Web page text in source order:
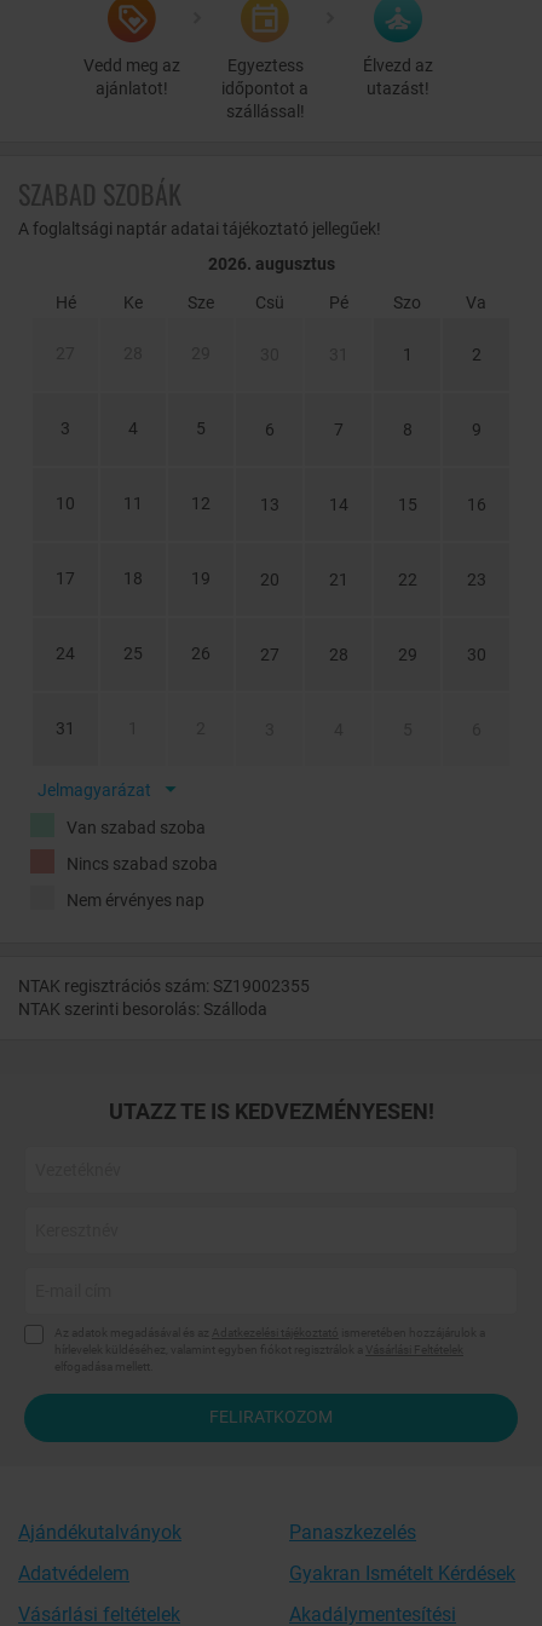
Vedd meg az
ajánlatot!
Egyeztess
időpontot a
szállással!
Élvezd az
utazást!
SZABAD SZOBÁK
A foglaltsági naptár adatai tájékoztató jellegűek!
2026. augusztus
Hé
Ke Sze Csü Pé Szo Va
1 2
3 4 5 6 7 8 9
10 11 12 13 14 15 16
17 18 19 20 21 22 23
24 25 26 27 28 29 30
31
Jelmagyarázat
Van szabad szoba
Nincs szabad szoba
Nem érvényes nap
NTAK regisztrációs szám: SZ19002355
NTAK szerinti besorolás: Szálloda
UTAZZ TE IS KEDVEZMÉNYESEN!
FELIRATKOZOM
Ajándékutalványok
Adatvédelem
Vásárlási feltételek
Panaszkezelés
Gyakran Ismételt Kérdések
Akadálymentesítési